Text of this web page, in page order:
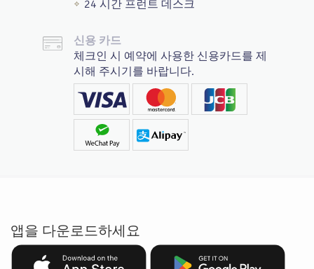
24 시간 프런트 데스크
신용 카드
체크인 시 예약에 사용한 신용카드를 제
시해 주시기를 바랍니다.
앱을 다운로드하세요